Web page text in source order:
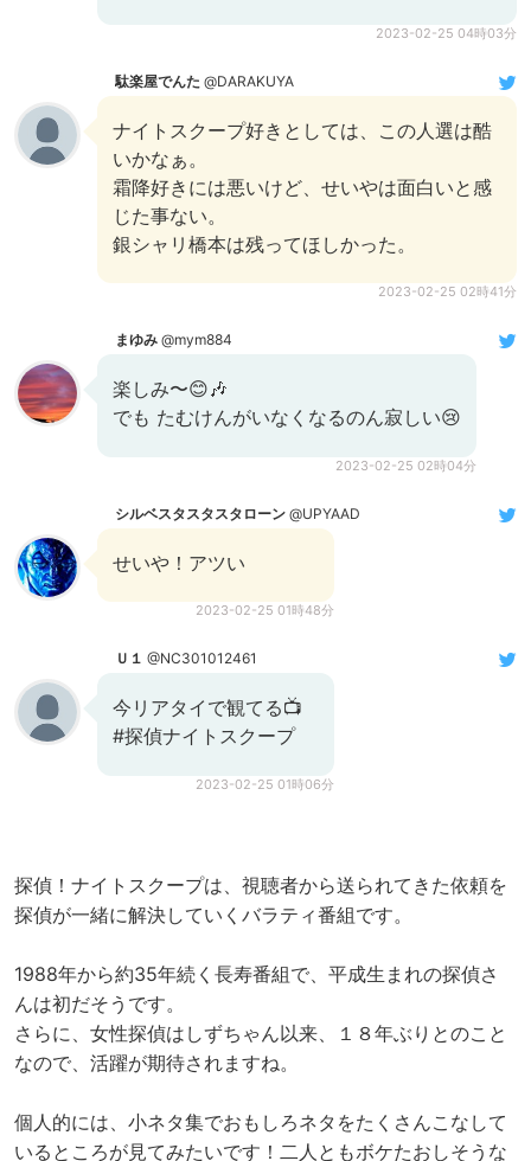
2023-02-25 04時03分
駄楽屋でんた @DARAKUYA
ナイトスクープ好きとしては、この人選は酷
いかなぁ。
霜降好きには悪いけど、せいやは面白いと感
じた事ない。
銀シャリ橋本は残ってほしかった。
2023-02-25 02時41分
まゆみ @mym884
楽しみ〜😊🎶
でも たむけんがいなくなるのん寂しい😢
2023-02-25 02時04分
シルベスタスタスタローン @UPYAAD
せいや！アツい
2023-02-25 01時48分
Ｕ１ @NC301012461
今リアタイで観てる📺
#探偵ナイトスクープ
2023-02-25 01時06分
探偵！ナイトスクープは、視聴者から送られてきた依頼を
探偵が一緒に解決していくバラティ番組です。
1988年から約35年続く長寿番組で、平成生まれの探偵さ
んは初だそうです。
さらに、女性探偵はしずちゃん以来、１８年ぶりとのこと
なので、活躍が期待されますね。
個人的には、小ネタ集でおもしろネタをたくさんこなして
いるところが見てみたいです！二人ともボケたおしそうな